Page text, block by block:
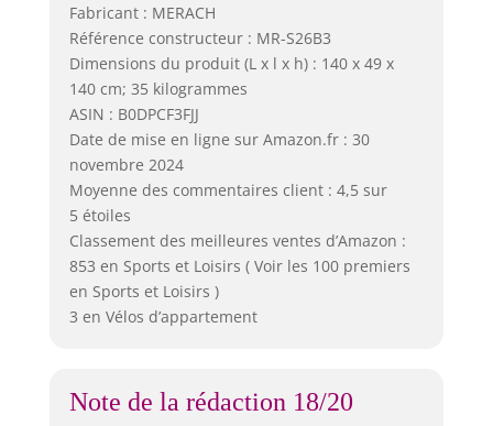
Fabricant : MERACH
Référence constructeur : MR-S26B3
Dimensions du produit (L x l x h) : 140 x 49 x
140 cm; 35 kilogrammes
ASIN : B0DPCF3FJJ
Date de mise en ligne sur Amazon.fr : 30
novembre 2024
Moyenne des commentaires client : 4,5 sur
5 étoiles
Classement des meilleures ventes d’Amazon :
853 en Sports et Loisirs ( Voir les 100 premiers
en Sports et Loisirs )
3 en Vélos d’appartement
Note de la rédaction 18/20